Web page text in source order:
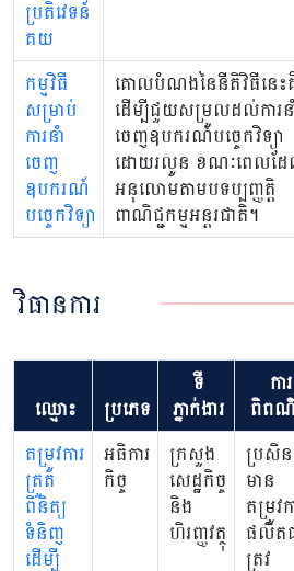
ប្រតិវេទន៍
គយ
កម្មវិធី
សម្រាប់
ការនាំ
ចេញ
ឧបករណ៍
បច្ចេកវិទ្យា
គោលបំណងនៃនីតិវិធីនេះ
ដើម្បីជួយសម្រួលដល់ការន
ចេញឧបករណ៍បច្ចេកវិទ្យា
ដោយរលូន ខណៈពេលដ
អនុលោមតាមបទប្បញ្ញត្តិ
ពាណិជ្ជកម្មអន្តរជាតិ។
វិធានការ
ឈ្មោះ ប្រភេទ
ទី
ភ្នាក់ងារ
ការ
ពិពណ៌
តម្រូវការ
ត្រួត
ពិនិត្យ
ទំនិញ
ដើម្បី
អធិការ
កិច្ច
ក្រសួង
សេដ្ឋកិច្ច
និង
ហិរញ្ញវត្ថុ
ប្រសិន
មាន
តម្រូវក
ផលិត
ត្រូវ